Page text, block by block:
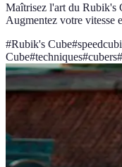
Maîtrisez l'art du Rubik's
Augmentez votre vitesse
#Rubik's Cube#
Cube#techniques#cubers#